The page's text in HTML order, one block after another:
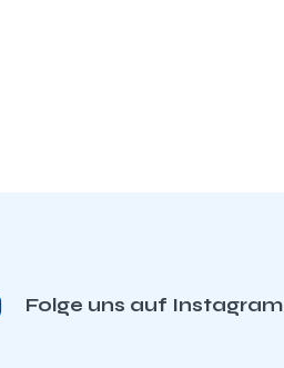
Folge uns auf Instagram